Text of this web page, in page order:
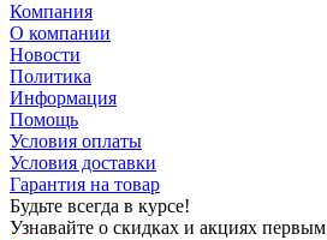
Компания
О компании
Новости
Политика
Информация
Помощь
Условия оплаты
Условия доставки
Гарантия на товар
Будьте всегда в курсе!
Узнавайте о скидках и акциях первым